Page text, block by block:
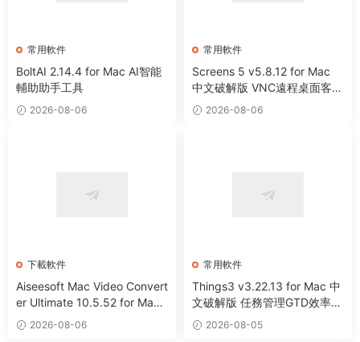
常用軟件
BoltAI 2.14.4 for Mac AI智能
輔助助手工具
2026-08-06
常用軟件
Screens 5 v5.8.12 for Mac
中文破解版 VNC遠程桌面客戶
端應用程序
2026-08-06
下載軟件
Aiseesoft Mac Video Convert
er Ultimate 10.5.52 for Mac
全能視頻編輯下載轉換工具
2026-08-06
常用軟件
Things3 v3.22.13 for Mac 中
文破解版 任務管理GTD效率工
具 2026-08-05